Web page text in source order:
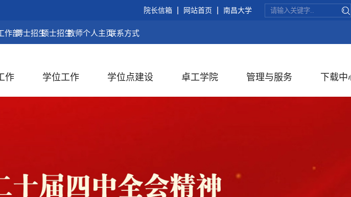
院长信箱 网站首页 南昌大学
作部博士招生硕士招生教师个人主页联系方式
作 学位工作 学位点建设 卓工学院 管理与服务 下载中